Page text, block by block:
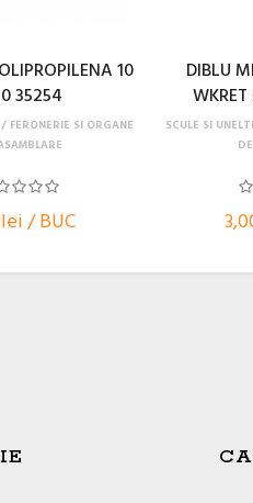
10
35254
/ BUC
FERONERIE SI ORGANE
DIBLU
SCULE SI